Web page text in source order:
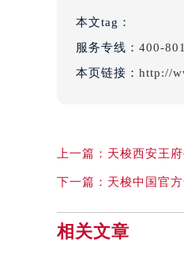
本文tag：
服务专线： 400-
本页链接： http://
上一篇： 天梭西安王
下一篇： 天梭中国官
相关文章